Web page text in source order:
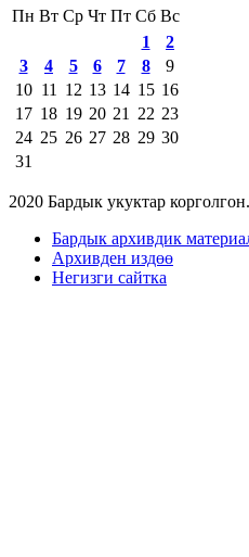
Пн Вт Ср Чт Пт Сб Вс
1
2
3
4 5 6 7 8
9
10 11 12 13 14 15 16
17 18 19 20 21 22 23
24 25 26 27 28 29 30
31
2020 Бардык укуктар
Бардык архивдик
Архивден издөө
Негизги сайтка